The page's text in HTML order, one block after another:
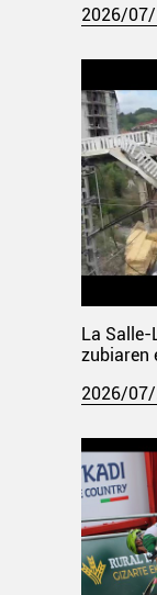
2026/
La Salle-
zubiaren
2026/